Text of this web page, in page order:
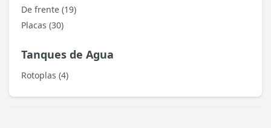
De frente (19)
Placas (30)
Tanques de Agua
Rotoplas (4)